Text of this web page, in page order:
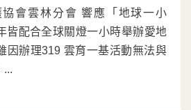
會雲林分會 響應「地球一小
皆配合全球關燈一小時舉辦愛地
因辦理319 雲育一基活動無法與
...